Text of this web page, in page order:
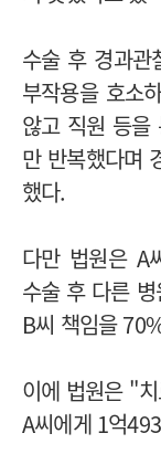
수술 후 경과관
부작용을 호소
않고 직원 등
만 반복했다며
했다.
다만 법원은 A
수술 후 다른
B씨 책임을
이에 법원은 "
A씨에게 1억